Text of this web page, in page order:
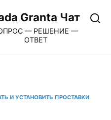
Granta Чат
— РЕШЕНИЕ —
ОТВЕТ
И УСТАНОВИТЬ ПРОСТАВКИ